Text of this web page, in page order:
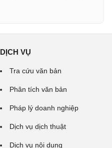
DỊCH VỤ
Tra cứu văn bản
Phân tích văn bản
Pháp lý doanh nghiệp
Dịch vụ dịch thuật
Dịch vụ nội dung